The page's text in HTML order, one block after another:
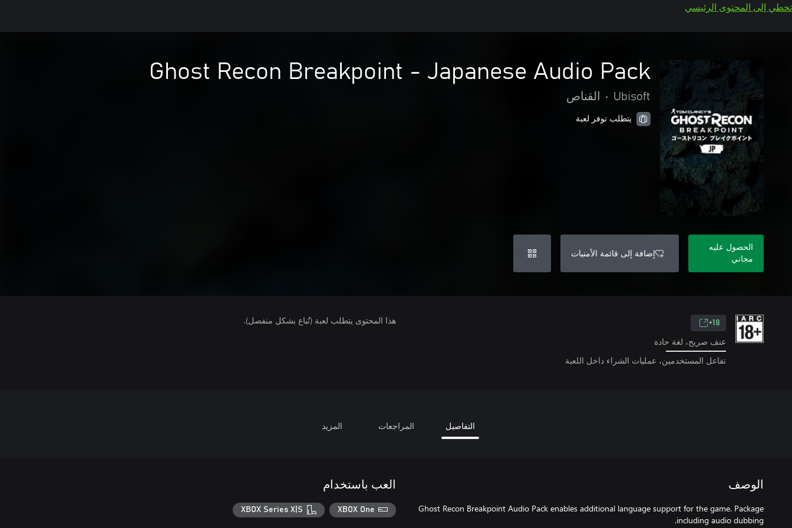
تخطي إلى المحتوى الرئيسي
Ghost Recon Breakpoint - Japanese Audio Pack
Ubisoft
• القناص
يتطلب توفر لعبة
الحصول عليه
مجاني
إضافة إلى قائمة الأمنيات
18+
عنف صريح، لغة حادة
تفاعل المستخدمين، عمليات الشراء داخل اللعبة
هذا المحتوى يتطلب لعبة (تُباع بشكل منفصل).
التفاصيل المراجعات المزيد
الوصف
Ghost Recon Breakpoint Audio Pack enables additional language support for the game. Package
including audio dubbing.
العب باستخدام
XBOX One
XBOX Series X|S